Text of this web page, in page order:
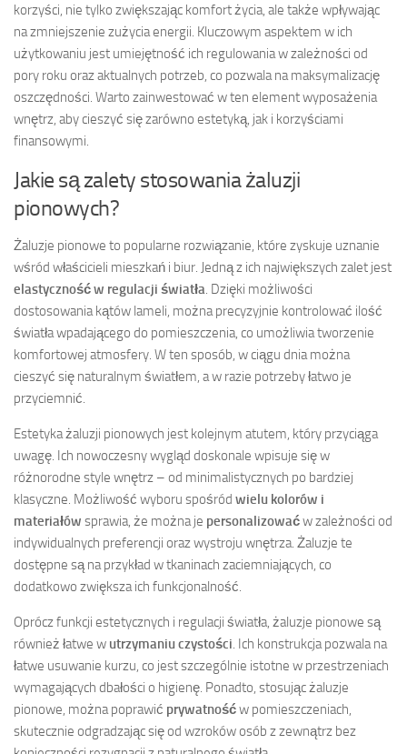
korzyści, nie tylko zwiększając komfort życia, ale także wpływając
na zmniejszenie zużycia energii. Kluczowym aspektem w ich
użytkowaniu jest umiejętność ich regulowania w zależności od
pory roku oraz aktualnych potrzeb, co pozwala na maksymalizację
oszczędności. Warto zainwestować w ten element wyposażenia
wnętrz, aby cieszyć się zarówno estetyką, jak i korzyściami
finansowymi.
Jakie są zalety stosowania żaluzji
pionowych?
Żaluzje pionowe to popularne rozwiązanie, które zyskuje uznanie
wśród właścicieli mieszkań i biur. Jedną z ich największych zalet jest
elastyczność w regulacji światła. Dzięki możliwości
dostosowania kątów lameli, można precyzyjnie kontrolować ilość
światła wpadającego do pomieszczenia, co umożliwia tworzenie
komfortowej atmosfery. W ten sposób, w ciągu dnia można
cieszyć się naturalnym światłem, a w razie potrzeby łatwo je
przyciemnić.
Estetyka żaluzji pionowych jest kolejnym atutem, który przyciąga
uwagę. Ich nowoczesny wygląd doskonale wpisuje się w
różnorodne style wnętrz – od minimalistycznych po bardziej
klasyczne. Możliwość wyboru spośród wielu kolorów i
materiałów sprawia, że można je personalizowaćw zależności od
indywidualnych preferencji oraz wystroju wnętrza. Żaluzje te
dostępne są na przykład w tkaninach zaciemniających, co
dodatkowo zwiększa ich funkcjonalność.
Oprócz funkcji estetycznych i regulacji światła, żaluzje pionowe są
również łatwe w utrzymaniu czystości. Ich konstrukcja pozwala na
łatwe usuwanie kurzu, co jest szczególnie istotne w przestrzeniach
wymagających dbałości o higienę. Ponadto, stosując żaluzje
pionowe, można poprawić prywatnośćw pomieszczeniach,
skutecznie odgradzając się od wzroków osób z zewnątrz bez